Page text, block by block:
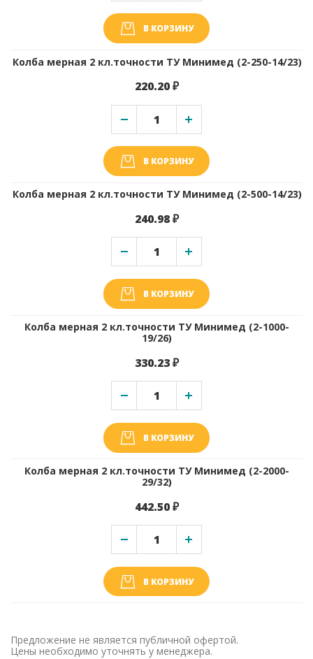
В КОРЗИНУ
Колба мерная 2 кл.точности ТУ Минимед (2-250-14/23)
220.20 ₽
В КОРЗИНУ
Колба мерная 2 кл.точности ТУ Минимед (2-500-14/23)
240.98 ₽
В КОРЗИНУ
Колба мерная 2 кл.точности ТУ Минимед (2-1000-
19/26)
330.23 ₽
В КОРЗИНУ
Колба мерная 2 кл.точности ТУ Минимед (2-2000-
29/32)
442.50 ₽
В КОРЗИНУ
Предложение не является публичной офертой.
Цены необходимо уточнять у менеджера.